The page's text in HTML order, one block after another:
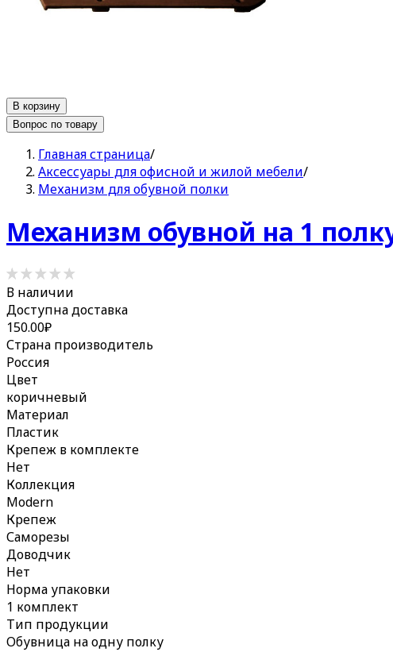
В корзину
Вопрос по товару
Главная страница/
Аксессуары для офисной и жилой мебели/
Механизм для обувной полки
Механизм обувной на 1
В наличии
Доступна доставка
150.00₽
Страна производитель
Россия
Цвет
коричневый
Материал
Пластик
Крепеж в комплекте
Нет
Коллекция
Modern
Крепеж
Саморезы
Доводчик
Нет
Норма упаковки
1 комплект
Тип продукции
Обувница на одну полку